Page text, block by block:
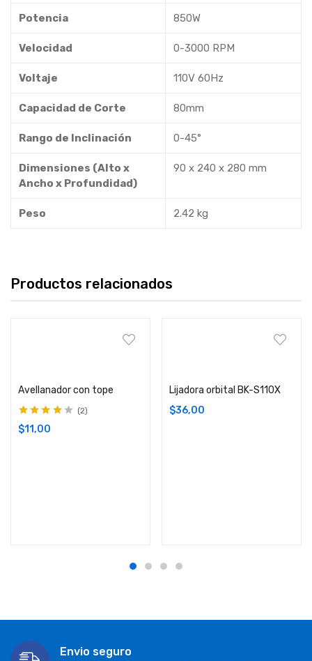
Potencia 850W
Velocidad 0-3000 RPM
Voltaje 110V 60Hz
Capacidad de Corte 80mm
Rango de Inclinación 0-45°
Dimensiones (Alto x
Ancho x Profundidad)
90 x 240 x 280 mm
Peso 2.42 kg
Productos relacionados
Avellanador con tope
Valorado en
4.00de 5
2
$11,00
Lijadora orbital BK-S110X
$36,00
Envio seguro